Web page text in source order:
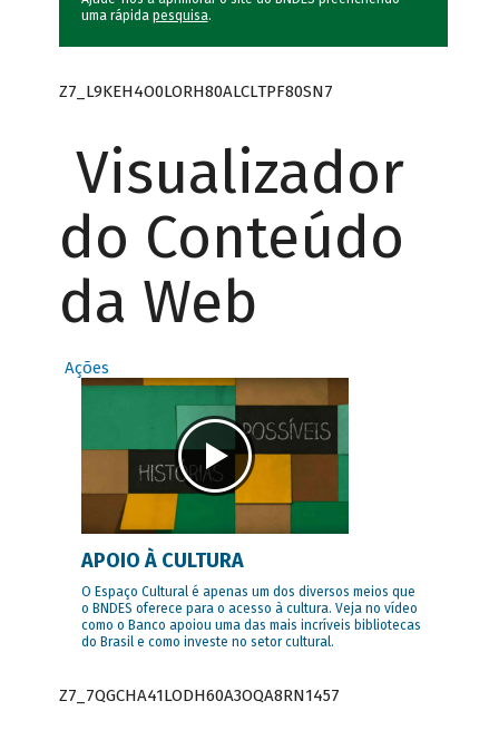
uma rápida pesquisa.
Z7_L9KEH4O0LORH80ALCLTPF80SN7
Visualizador
do Conteúdo
da Web
Ações
APOIO À CULTURA
O Espaço Cultural é apenas um dos diversos meios que
o BNDES oferece para o acesso à cultura. Veja no vídeo
como o Banco apoiou uma das mais incríveis bibliotecas
do Brasil e como investe no setor cultural.
Z7_7QGCHA41LODH60A3OQA8RN1457